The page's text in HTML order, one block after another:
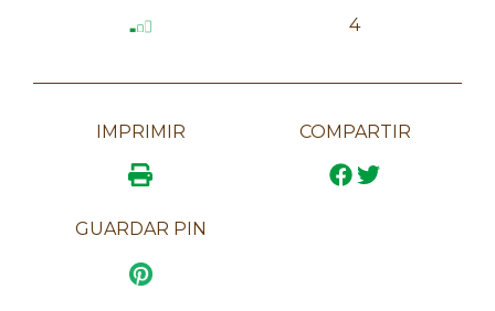
4
IMPRIMIR COMPARTIR
GUARDAR PIN